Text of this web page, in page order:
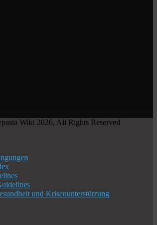
Wiki 2026, All Rights Reserved
und Krisenunterstützung